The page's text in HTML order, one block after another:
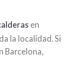
en
la localidad. Si
Barcelona,